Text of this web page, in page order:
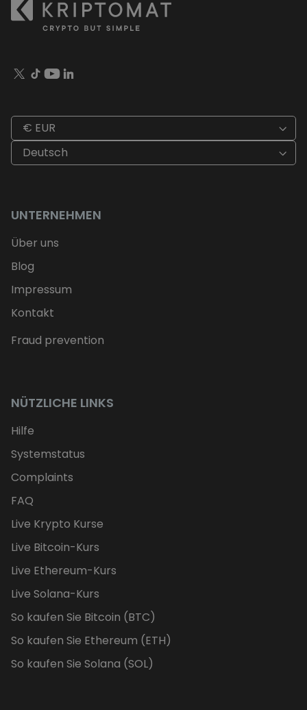
€ EUR
Deutsch
UNTERNEHMEN
Über uns
Blog
Impressum
Kontakt
Fraud prevention
NÜTZLICHE LINKS
Hilfe
Systemstatus
Complaints
FAQ
Live Krypto Kurse
Live Bitcoin-Kurs
Live Ethereum-Kurs
Live Solana-Kurs
So kaufen Sie Bitcoin (BTC)
So kaufen Sie Ethereum (ETH)
So kaufen Sie Solana (SOL)